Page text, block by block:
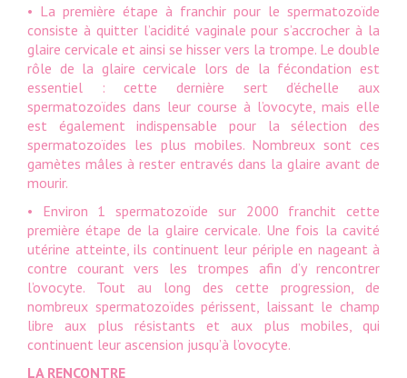
• La première étape à franchir pour le spermatozoïde
consiste à quitter l’acidité vaginale pour s’accrocher à la
glaire cervicale et ainsi se hisser vers la trompe. Le double
rôle de la glaire cervicale lors de la fécondation est
essentiel : cette dernière sert d’échelle aux
spermatozoïdes dans leur course à l’ovocyte, mais elle
est également indispensable pour la sélection des
spermatozoïdes les plus mobiles. Nombreux sont ces
gamètes mâles à rester entravés dans la glaire avant de
mourir.
• Environ 1 spermatozoïde sur 2000 franchit cette
première étape de la glaire cervicale. Une fois la cavité
utérine atteinte, ils continuent leur périple en nageant à
contre courant vers les trompes afin d’y rencontrer
l’ovocyte. Tout au long des cette progression, de
nombreux spermatozoïdes périssent, laissant le champ
libre aux plus résistants et aux plus mobiles, qui
continuent leur ascension jusqu’à l’ovocyte.
LA RENCONTRE